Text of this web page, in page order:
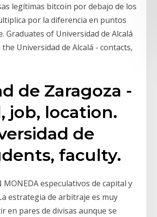
legítimas bitcoin por debajo de los
por la diferencia en puntos
Graduates of Universidad de Alcalá
Universidad de Alcalá - contacts,
de Zaragoza -
job, location.
de
faculty.
MONEDA especulativos de capital y
estrategia de arbitraje es muy
en pares de divisas aunque se